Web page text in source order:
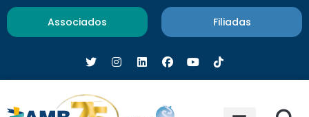
Associados Filiadas